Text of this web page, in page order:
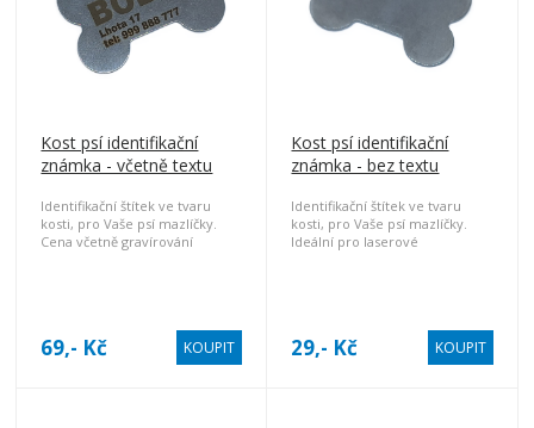
Kost psí identifikační
známka - včetně textu
Identifikační štítek ve tvaru
kosti, pro Vaše psí mazlíčky.
Cena včetně gravírování
69,- Kč KOUPIT
Kost psí identifikační
známka - bez textu
Identifikační štítek ve tvaru
kosti, pro Vaše psí mazlíčky.
Ideální pro laserové
29,- Kč KOUPIT